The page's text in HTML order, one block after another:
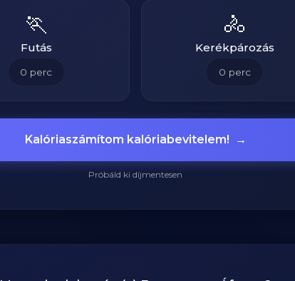
🏃
Futás
0 perc
🚴
Kerékpározás
0 perc
Kalóriaszámítom kalóriabevitelem! →
Próbáld ki díjmentesen